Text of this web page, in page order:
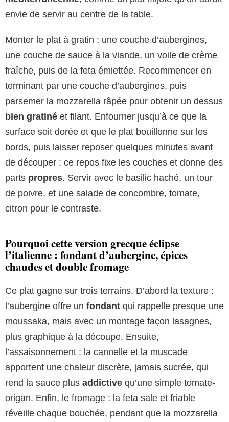
envie de servir au centre de la table.
Monter le plat à gratin : une couche d’aubergines,
une couche de sauce à la viande, un voile de crème
fraîche, puis de la feta émiettée. Recommencer en
terminant par une couche d’aubergines, puis
parsemer la mozzarella râpée pour obtenir un dessus
bien gratiné et filant. Enfourner jusqu’à ce que la
surface soit dorée et que le plat bouillonne sur les
bords, puis laisser reposer quelques minutes avant
de découper : ce repos fixe les couches et donne des
parts propres. Servir avec le basilic haché, un tour
de poivre, et une salade de concombre, tomate,
citron pour le contraste.
Pourquoi cette version grecque éclipse
l’italienne : fondant d’aubergine, épices
chaudes et double fromage
Ce plat gagne sur trois terrains. D’abord la texture :
l’aubergine offre un fondant qui rappelle presque une
moussaka, mais avec un montage façon lasagnes,
plus graphique à la découpe. Ensuite,
l’assaisonnement : la cannelle et la muscade
apportent une chaleur discrète, jamais sucrée, qui
rend la sauce plus addictive qu’une simple tomate-
origan. Enfin, le fromage : la feta sale et friable
réveille chaque bouchée, pendant que la mozzarella